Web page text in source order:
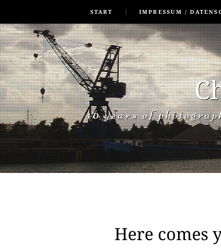
START
IMPRESSUM /
40 years of
Here comes